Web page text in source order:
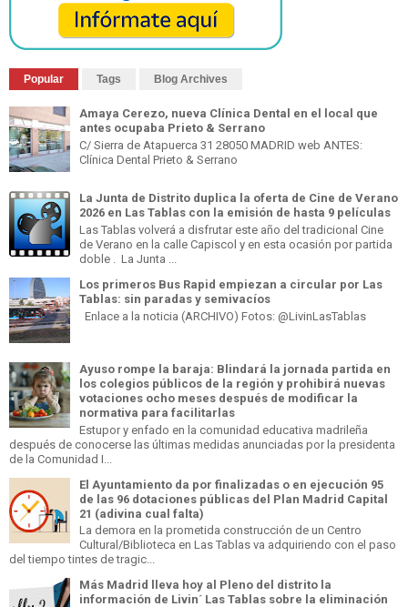
Popular Tags Blog Archives
Amaya Cerezo, nueva Clínica Dental en el local que
antes ocupaba Prieto & Serrano
C/ Sierra de Atapuerca 31 28050 MADRID web ANTES:
Clínica Dental Prieto & Serrano
La Junta de Distrito duplica la oferta de Cine de Verano
2026 en Las Tablas con la emisión de hasta 9 películas
Las Tablas volverá a disfrutar este año del tradicional Cine
de Verano en la calle Capiscol y en esta ocasión por partida
doble . La Junta ...
Los primeros Bus Rapid empiezan a circular por Las
Tablas: sin paradas y semivacíos
Enlace a la noticia (ARCHIVO) Fotos: @LivinLasTablas
Ayuso rompe la baraja: Blindará la jornada partida en
los colegios públicos de la región y prohibirá nuevas
votaciones ocho meses después de modificar la
normativa para facilitarlas
Estupor y enfado en la comunidad educativa madrileña
después de conocerse las últimas medidas anunciadas por la presidenta
de la Comunidad I...
El Ayuntamiento da por finalizadas o en ejecución 95
de las 96 dotaciones públicas del Plan Madrid Capital
21 (adivina cual falta)
La demora en la prometida construcción de un Centro
Cultural/Biblioteca en Las Tablas va adquiriendo con el paso
del tiempo tintes de tragic...
Más Madrid lleva hoy al Pleno del distrito la
información de Livin´ Las Tablas sobre la eliminación